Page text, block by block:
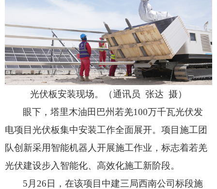
光伏板安装现场。（通讯员 张达 摄）
眼下，塔里木油田巴州若羌100万千瓦光伏发
电项目光伏板集中安装工作全面展开。 项目施工团
队创新采用智能机器人开展施工作业， 标志着若羌
光伏建设步入智能化、 高效化施工新阶段。
5月26日，在该项目中建三局西南公司标段施